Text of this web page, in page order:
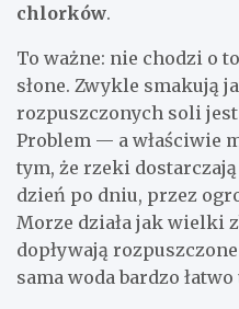
chlorków.
To ważne: nie chodzi o
słone. Zwykle smakują
rozpuszczonych soli jest
Problem — a właściwie
tym, że rzeki
dzień po dniu, przez
Morze działa jak wielki
dopływają
sama woda bardzo